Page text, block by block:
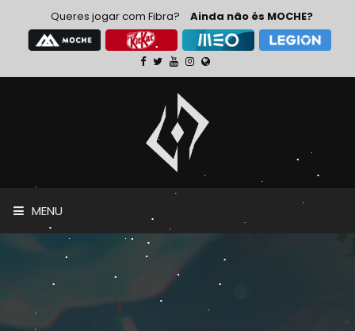
Queres jogar com Fibra? Ainda não és MOCHE?
MENU